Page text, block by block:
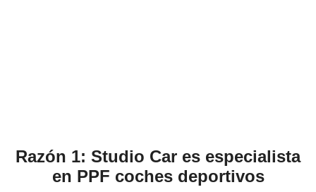
Razón 1: Studio Car es especialista
en PPF coches deportivos